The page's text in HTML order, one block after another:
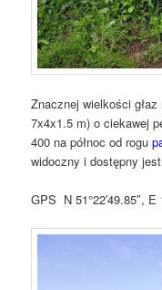
Znacznej wielkości
7x4x1.5 m) o ciekawej
400 na północ od rogu
widoczny i dostępny
GPS N 51°22′49.85″, E